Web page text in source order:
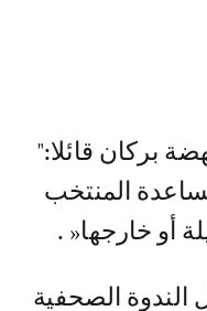
بركان قائلا:"
المنتخب
أو خارجها« .
الصحفية